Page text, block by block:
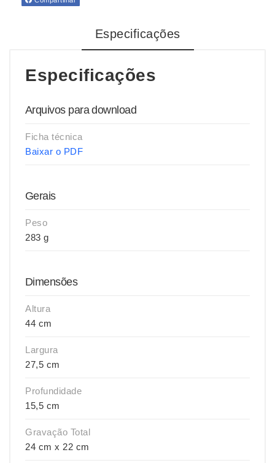
Especificações
Especificações
Arquivos para download
Ficha técnica
Baixar o PDF
Gerais
Peso
283 g
Dimensões
Altura
44 cm
Largura
27,5 cm
Profundidade
15,5 cm
Gravação Total
24 cm x 22 cm